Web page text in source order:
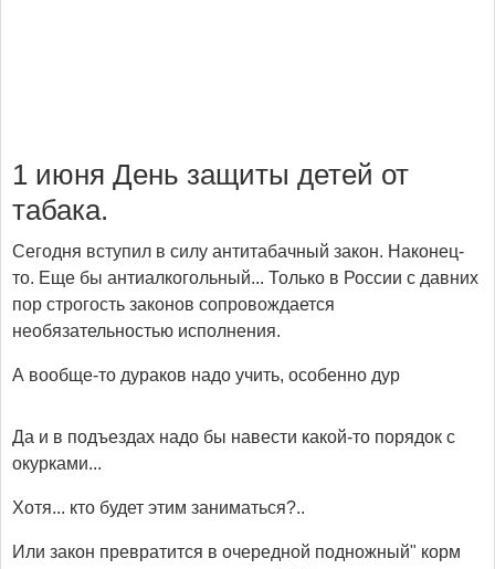
1 июня День защиты детей от
табака.
Сегодня вступил в силу антитабачный закон. Наконец-
то. Еще бы антиалкогольный... Только в России с давних
пор строгость законов сопровождается
необязательностью исполнения.
А вообще-то дураков надо учить, особенно дур
Да и в подъездах надо бы навести какой-то порядок с
окурками...
Хотя... кто будет этим заниматься?..
Или закон превратится в очередной подножный" корм